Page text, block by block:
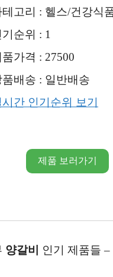
테고리 : 헬스/건강식
기순위 : 1
가격 : 27500
품배송 : 일반배송
시간 인기순위 보기
제품 보러가기
양갈비 인기 제품들 –